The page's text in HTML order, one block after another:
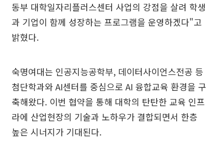
동부 대학일자리플러스센터 사업의 강점을 살려 학생
과 기업이 함께 성장하는 프로그램을 운영하겠다"고
밝혔다.
숙명여대는 인공지능공학부, 데이터사이언스전공 등
첨단학과와 AI센터를 중심으로 AI 융합교육 환경을 구
축해왔다. 이번 협약을 통해 대학의 탄탄한 교육 인프
라에 산업현장의 기술과 노하우가 결합되면서 한층
높은 시너지가 기대된다.